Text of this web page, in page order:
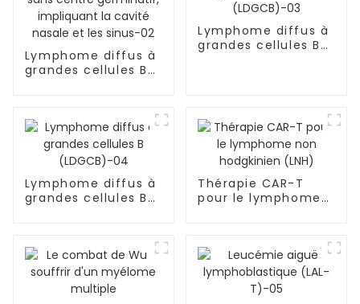
Lymphome diffus à
grandes cellules B
impliquant la cavité
nasale et les sinus-
Lymphome diffus à
grandes cellules B
Lymphome diffus à
grandes cellules B
Thérapie CAR-T
pour le lymphome